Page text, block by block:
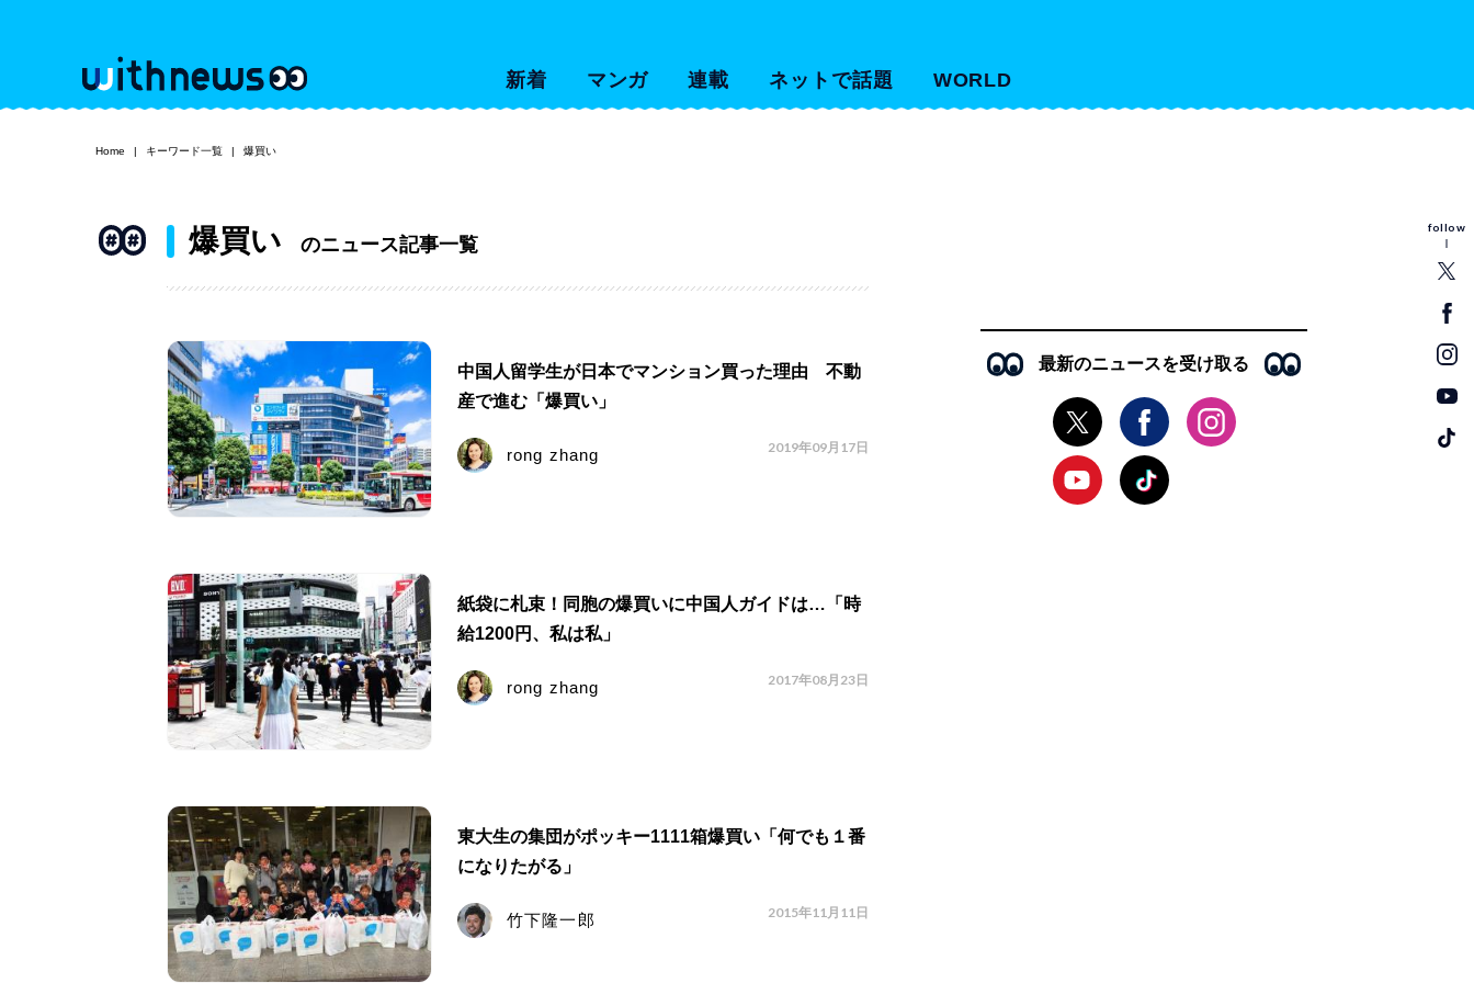
新着 マンガ 連載 ネットで話題 WORLD
follow
Home キーワード一覧 爆買い
爆買い のニュース記事一覧
中国人留学生が日本でマンション買った理由 不動
産で進む「爆買い」
rong zhang 2019年09月17日
紙袋に札束！同胞の爆買いに中国人ガイドは…「時
給1200円、私は私」
rong zhang 2017年08月23日
東大生の集団がポッキー1111箱爆買い「何でも１番
になりたがる」
竹下隆一郎 2015年11月11日
最新のニュースを受け取る